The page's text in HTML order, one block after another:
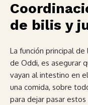
de bilis y
La función principal
de Oddi, es asegurar
vayan al intestino en
una comida, sobre
para dejar pasar estos